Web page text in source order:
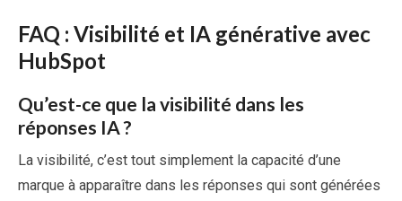
FAQ : Visibilité et IA générative avec
HubSpot
Qu’est-ce que la visibilité dans les
réponses IA ?
La visibilité, c’est tout simplement la capacité d’une
marque à apparaître dans les réponses qui sont générées